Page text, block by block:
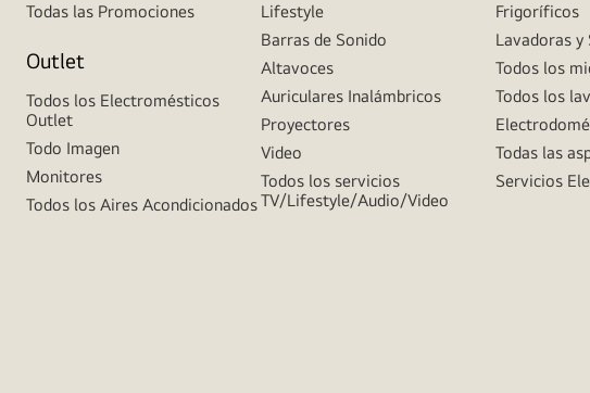
Todas las Promociones
Outlet
Todos los Electromésticos
Outlet
Todo Imagen
Monitores
Todos los Aires Acondicionados
Lifestyle
Barras de Sonido
Altavoces
Auriculares Inalámbricos
Proyectores
Video
Todos los servicios
TV/Lifestyle/Audio/Video
Frigoríficos
Lavadoras y
Todos los
Todos los
Todas las
Servicios